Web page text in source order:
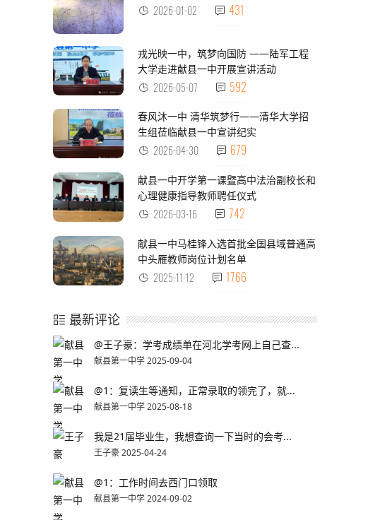
2026-01-02 431
戎光映一中，筑梦向国防 ——陆军工程
大学走进献县一中开展宣讲活动
2026-05-07 592
春风沐一中 清华筑梦行——清华大学招
生组莅临献县一中宣讲纪实
2026-04-30 679
献县一中开学第一课暨高中法治副校长和
心理健康指导教师聘任仪式
2026-03-16 742
献县一中马桂锋入选首批全国县域普通高
中头雁教师岗位计划名单
2025-11-12 1766
最新评论
@王子豪：学考成绩单在河北学考网上自己查...
献县第一中学 2025-09-04
@1：复读生等通知，正常录取的领完了，就...
献县第一中学 2025-08-18
我是21届毕业生，我想查询一下当时的会考...
王子豪 2025-04-24
@1：工作时间去西门口领取
献县第一中学 2024-09-02